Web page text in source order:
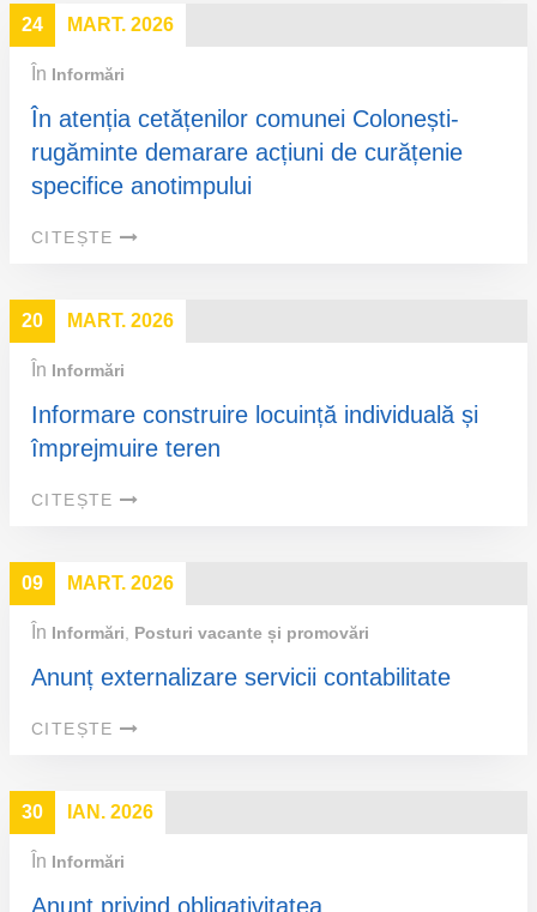
24 MART. 2026
În Informări
În atenția cetățenilor comunei Colonești-
rugăminte demarare acțiuni de curățenie
specifice anotimpului
CITEȘTE
20 MART. 2026
În Informări
Informare construire locuință individuală și
împrejmuire teren
CITEȘTE
09 MART. 2026
În Informări Posturi vacante și promovări
Anunț externalizare servicii contabilitate
CITEȘTE
30 IAN. 2026
În Informări
Anunț privind obligativitatea